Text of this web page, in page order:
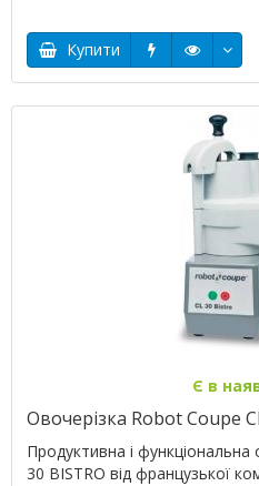
Купити
Є в
Овочерізка Robot Coupe
Продуктивна і
30 BISTRO від французької